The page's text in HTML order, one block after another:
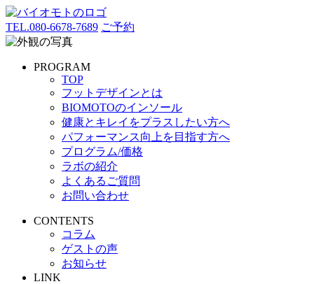
TEL.080-6678-7689 ご予約
PROGRAM
TOP
フットデザインとは
BIOMOTOのインソール
健康とキレイをプラスしたい方へ
パフォーマンス向上を目指す方へ
プログラム/価格
ラボの紹介
よくあるご質問
お問い合わせ
CONTENTS
コラム
ゲストの声
お知らせ
LINK